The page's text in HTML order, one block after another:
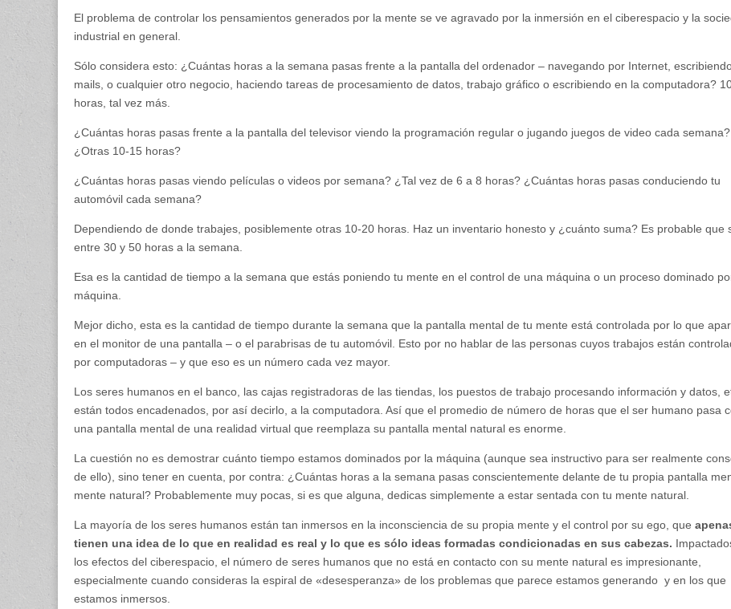
El problema de controlar los pensamientos generados por la mente se ve agravado por la inmersión en el ciberespacio y la
industrial en general.
Sólo considera esto: ¿Cuántas horas a la semana pasas frente a la pantalla del ordenador – navegando por Internet,
mails, o cualquier otro negocio, haciendo tareas de procesamiento de datos, trabajo gráfico o escribiendo en la computadora?
horas, tal vez más.
¿Cuántas horas pasas frente a la pantalla del televisor viendo la programación regular o jugando juegos de video cada semana?
¿Otras 10-15 horas?
¿Cuántas horas pasas viendo películas o videos por semana? ¿Tal vez de 6 a 8 horas? ¿Cuántas horas pasas conduciendo tu
automóvil cada semana?
Dependiendo de donde trabajes, posiblemente otras 10-20 horas. Haz un inventario honesto y ¿cuánto suma? Es probable que
entre 30 y 50 horas a la semana.
Esa es la cantidad de tiempo a la semana que estás poniendo tu mente en el control de una máquina o un proceso dominado
máquina.
Mejor dicho, esta es la cantidad de tiempo durante la semana que la pantalla mental de tu mente está controlada por lo que
en el monitor de una pantalla – o el parabrisas de tu automóvil. Esto por no hablar de las personas cuyos trabajos están
por computadoras – y que eso es un número cada vez mayor.
Los seres humanos en el banco, las cajas registradoras de las tiendas, los puestos de trabajo procesando información y datos,
están todos encadenados, por así decirlo, a la computadora. Así que el promedio de número de horas que el ser humano pasa
una pantalla mental de una realidad virtual que reemplaza su pantalla mental natural es enorme.
La cuestión no es demostrar cuánto tiempo estamos dominados por la máquina (aunque sea instructivo para ser realmente
de ello), sino tener en cuenta, por contra: ¿Cuántas horas a la semana pasas conscientemente delante de tu propia pantalla
mente natural? Probablemente muy pocas, si es que alguna, dedicas simplemente a estar sentada con tu mente natural.
La mayoría de los seres humanos están tan inmersos en la inconsciencia de su propia mente y el control por su ego, que
tienen una idea de lo que en realidad es real y lo que es sólo ideas formadas condicionadas en sus cabezas.
los efectos del ciberespacio, el número de seres humanos que no está en contacto con su mente natural es impresionante,
especialmente cuando consideras la espiral de «desesperanza» de los problemas que parece estamos generando y en los que
estamos inmersos.